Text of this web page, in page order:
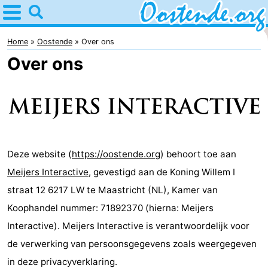
Home
Oostende
Tips
Overnachten
Appartementen
Bed
(&
breakfasts)
Campings
Hotels
Vakantiehuizen
Home Oostende Over ons
Over ons
Deze website (https://oostende.org) behoort toe aan
Meijers Interactive, gevestigd aan de Koning Willem I
straat 12 6217 LW te Maastricht (NL), Kamer van
Koophandel nummer: 71892370 (hierna: Meijers
Interactive). Meijers Interactive is verantwoordelijk voor
de verwerking van persoonsgegevens zoals weergegeven
in deze privacyverklaring.